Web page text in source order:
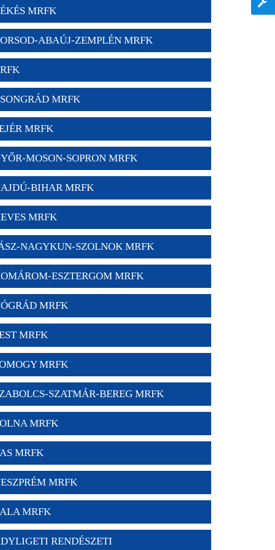
MRFK
ABAÚJ-ZEMPLÉN MRFK
MRFK
MRFK
MOSON-SOPRON MRFK
BIHAR MRFK
MRFK
NAGYKUN-SZOLNOK MRFK
ESZTERGOM MRFK
MRFK
MRFK
MRFK
SZATMÁR-BEREG MRFK
MRFK
MRFK
MRFK
MRFK
RENDÉSZETI